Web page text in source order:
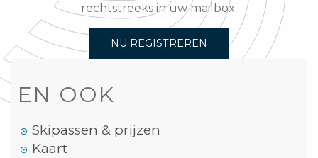
rechtstreeks in uw mailbox.
NU REGISTREREN
EN OOK
Skipassen & prijzen
Kaart